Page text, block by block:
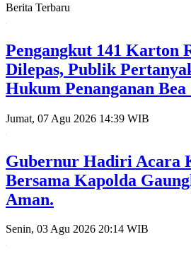
Berita Terbaru
Pengangkut 141 Karton
Dilepas, Publik
Hukum Penanganan
Jumat, 07 Agu 2026 14:39 WIB
Gubernur Hadiri Acara
Bersama Kapolda
Aman.
Senin, 03 Agu 2026 20:14 WIB